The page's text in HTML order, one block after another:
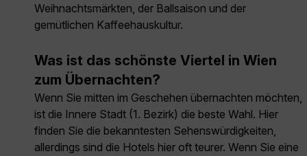
Weihnachtsmärkten, der Ballsaison und der
gemütlichen Kaffeehauskultur.
Was ist das schönste Viertel in Wien
zum Übernachten?
Wenn Sie mitten im Geschehen übernachten möchten,
ist die Innere Stadt (1. Bezirk) die beste Wahl. Hier
finden Sie die bekanntesten Sehenswürdigkeiten,
allerdings sind die Hotels hier oft teurer. Wenn Sie eine